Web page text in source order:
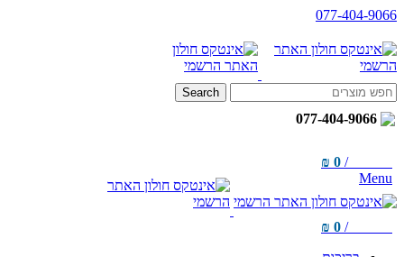
077-404-9066
Search
077-404-9066
/
₪ 0
Menu
/
₪ 0